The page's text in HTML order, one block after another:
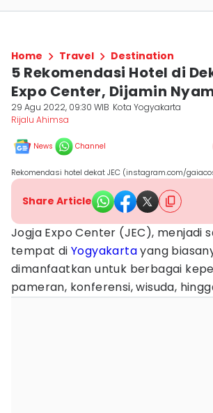
Home Travel Destination
5 Rekomendasi Hotel di
Expo Center, Dijamin
29 Agu 2022, 09:30 WIB Kota Yogyakarta
Rijalu Ahimsa
News Channel
Rekomendasi hotel dekat JEC (instagram.com/
Share Article
Jogja Expo Center (JEC), menjadi
tempat diYogyakartayang
dimanfaatkan untuk berbagai
pameran, konferensi, wisuda,